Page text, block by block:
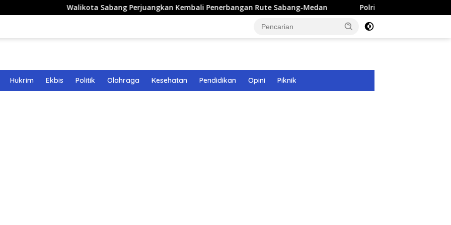
Walikota Sabang Perjuangkan Kembali Penerbangan Rute Sabang-Medan Polri Bangun 40 Titik Sumur Bor untuk
Hukrim Ekbis Politik Olahraga Kesehatan Pendidikan Opini Piknik